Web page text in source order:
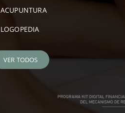
ACUPUNTURA
LOGOPEDIA
VER TODOS